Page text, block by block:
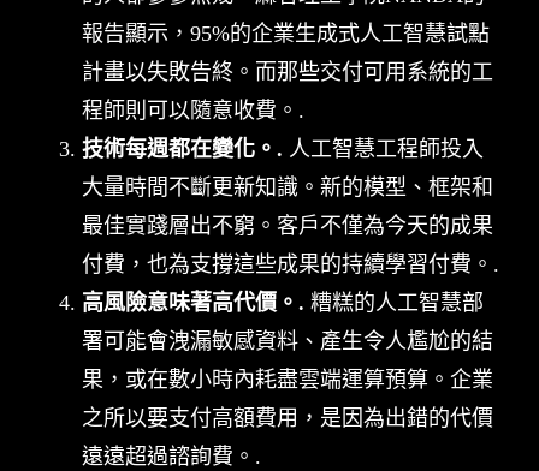
報告顯示，95%的企業生成式人工智慧試點
計畫以失敗告終。而那些交付可用系統的工
程師則可以隨意收費。.
技術每週都在變化。. 人工智慧工程師投入
大量時間不斷更新知識。新的模型、框架和
最佳實踐層出不窮。客戶不僅為今天的成果
付費，也為支撐這些成果的持續學習付費。.
高風險意味著高代價。. 糟糕的人工智慧部
署可能會洩漏敏感資料、產生令人尷尬的結
果，或在數小時內耗盡雲端運算預算。企業
之所以要支付高額費用，是因為出錯的代價
遠遠超過諮詢費。.